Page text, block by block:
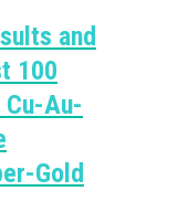
and
100
Au-
Gold